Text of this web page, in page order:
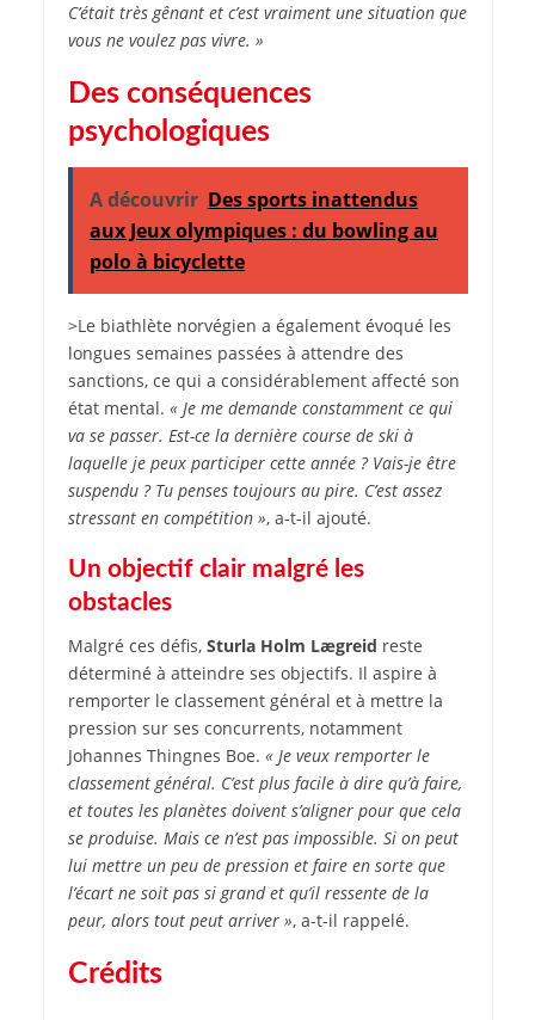
C’était très gênant et c’est vraiment une situation que
vous ne voulez pas vivre. »
Des conséquences
psychologiques
A découvrir Des sports inattendus
aux Jeux olympiques : du bowling au
polo à bicyclette
>Le biathlète norvégien a également évoqué les
longues semaines passées à attendre des
sanctions, ce qui a considérablement affecté son
état mental. « Je me demande constamment ce qui
va se passer. Est-ce la dernière course de ski à
laquelle je peux participer cette année ? Vais-je être
suspendu ? Tu penses toujours au pire. C’est assez
stressant en compétition », a-t-il ajouté.
Un objectif clair malgré les
obstacles
Malgré ces défis, Sturla Holm Lægreid reste
déterminé à atteindre ses objectifs. Il aspire à
remporter le classement général et à mettre la
pression sur ses concurrents, notamment
Johannes Thingnes Boe. « Je veux remporter le
classement général. C’est plus facile à dire qu’à faire,
et toutes les planètes doivent s’aligner pour que cela
se produise. Mais ce n’est pas impossible. Si on peut
lui mettre un peu de pression et faire en sorte que
l’écart ne soit pas si grand et qu’il ressente de la
peur, alors tout peut arriver », a-t-il rappelé.
Crédits